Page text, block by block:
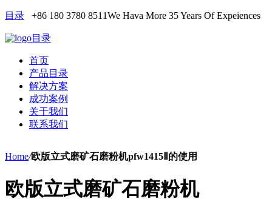
目录 +86 180 3780 8511We Hava More 35 Years Of Expeiences
目录
首页
产品目录
解决方案
成功案例
关于我们
联系我们
Home/欧版立式磨矿石磨粉机pfw1415Ⅱ的使用
欧版立式磨矿石磨粉机